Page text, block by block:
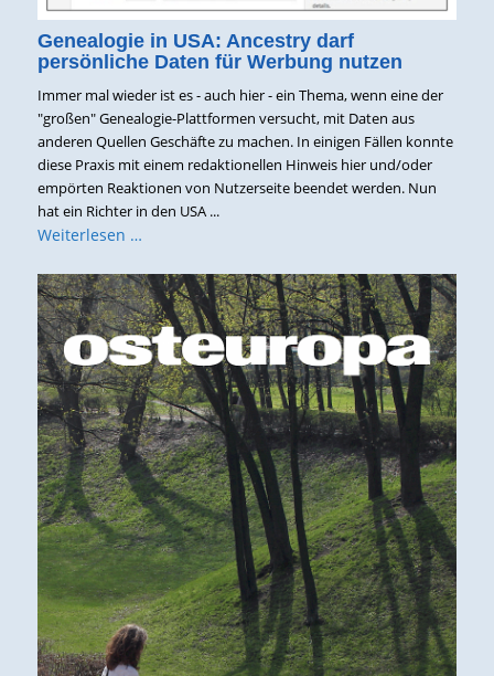
Genealogie in USA: Ancestry darf
persönliche Daten für Werbung nutzen
Immer mal wieder ist es - auch hier - ein Thema, wenn eine der
"großen" Genealogie-Plattformen versucht, mit Daten aus
anderen Quellen Geschäfte zu machen. In einigen Fällen konnte
diese Praxis mit einem redaktionellen Hinweis hier und/oder
empörten Reaktionen von Nutzerseite beendet werden. Nun
hat ein Richter in den USA ...
Weiterlesen …